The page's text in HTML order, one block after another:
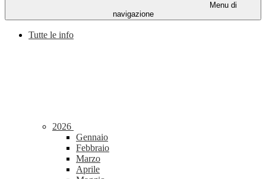
Menu di
navigazione
Tutte le info
2026
Gennaio
Febbraio
Marzo
Aprile